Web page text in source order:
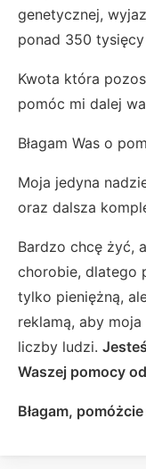
genetycznej,
ponad 350 tysięcy
Kwota która
pomóc mi dalej
Błagam Was o
Moja jedyna
oraz dalsza
Bardzo chcę żyć,
chorobie, dlatego
tylko pieniężną,
reklamą, aby
liczby ludzi.
Waszej pomocy
Błagam,